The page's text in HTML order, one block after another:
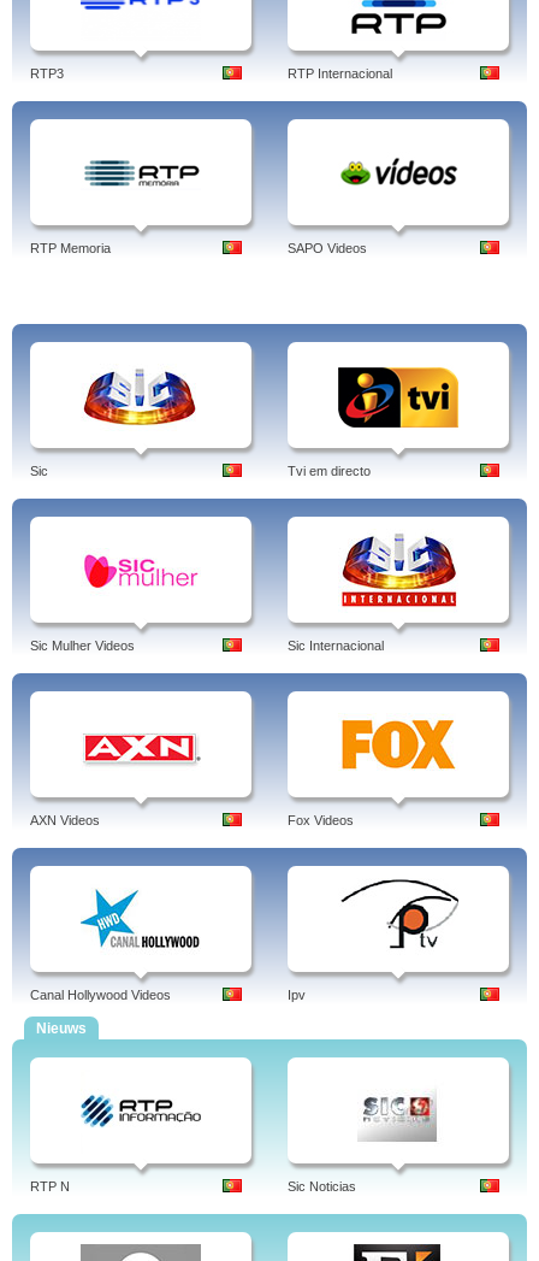
em destaque na semana no âmbito do futebol português.
Já sabe, sempre em DIRECTO o melhor da informação em Portugal em
contacto com o mundo é aqui com a SIC NOTÍCIAS!
Sic Noticias -
Programas:Contas Poupança, O Dia Seguinte, Os Dias Da Troika, Economia
Verde, Edição Da Manhã, Os Europeus, Exame Informática Tv, Eixo Do Mal,
Imagens De Marca, Isto É Matemática, Negócios Da Semana ...
SANGUE, LUA VERMELHA, ALMA GÉMEA, TI TI TI, ESCRITO NAS
ESTRELAS, ARAGUAIA, PASSIONE, NEGÓCIO DA CHINA, CARAS E BOCAS.
RTP3 RTP Internacional
RTP Memoria SAPO Videos
Sic Tvi em directo
Sic Mulher Videos Sic Internacional
AXN Videos Fox Videos
Canal Hollywood Videos Ipv
Nieuws
RTP N Sic Noticias